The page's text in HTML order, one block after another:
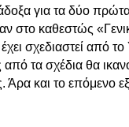
για τα δύο
καθεστώς
σχεδιαστεί από
από τα σχέδια θα
Άρα και το επόμενο